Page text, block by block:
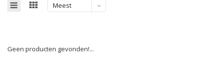
Meest
Geen producten gevonden!...